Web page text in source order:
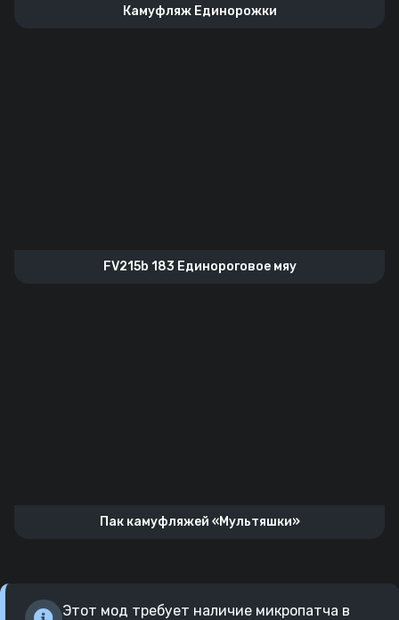
Камуфляж Единорожки
FV215b 183 Единороговое мяу
Пак камуфляжей «Мультяшки»
Этот мод требует наличие микропатча в